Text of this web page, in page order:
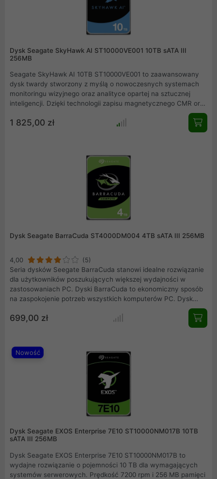
Dysk Seagate SkyHawk AI ST10000VE001 10TB sATA III
256MB
Seagate SkyHawk AI 10TB ST10000VE001 to zaawansowany
dysk twardy stworzony z myślą o nowoczesnych systemach
monitoringu wizyjnego oraz analityce opartej na sztucznej
inteligencji. Dzięki technologii zapisu magnetycznego CMR oraz
strumieniami wideo, nośnik ten gwarantuje najwyższą płynność
1 825,00 zł
Dysk Seagate BarraCuda ST4000DM004 4TB sATA III 256MB
4,00
(5)
Seria dysków Seegate BarraCuda stanowi idealne rozwiązanie
dla użytkowników poszukujących większej wydajności w
zastosowaniach PC. Dyski BarraCuda to ekonomiczny sposób
na zaspokojenie potrzeb wszystkich komputerów PC. Dysk
Seagate BarraCuda o kodzie ST4000DM004 z prędkością
obrotową 5400 obr/min o pojemności 4TB, wyposażony został
w interfejs SATA III (do 600 MB/s) i posiada pamięć cache o
komputerów stacjonarnych.
699,00 zł
Nowość
Dysk Seagate EXOS Enterprise 7E10 ST10000NM017B 10TB
sATA III 256MB
Dysk Seagate EXOS Enterprise 7E10 ST10000NM017B to
wydajne rozwiązanie o pojemności 10 TB dla wymagających
systemów serwerowych. Prędkość 7200 rpm i 256 MB pamięci